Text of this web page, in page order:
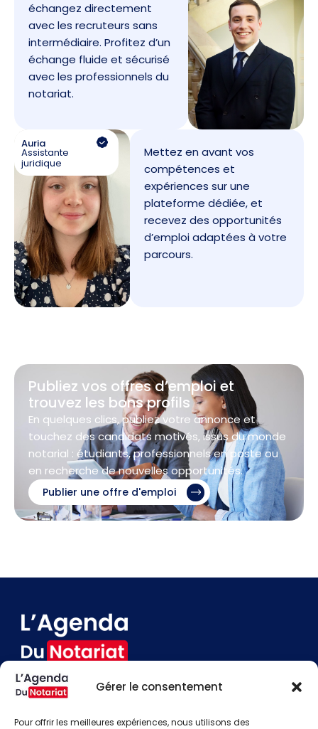
Gérer le consentement
Pour offrir les meilleures expériences, nous utilisons des
échangez directement
avec les recruteurs sans
intermédiaire. Profitez d’un
échange fluide et sécurisé
avec les professionnels du
notariat.
Auria
Assistante
juridique
Mettez en avant vos
compétences et
expériences sur une
plateforme dédiée, et
recevez des opportunités
d’emploi adaptées à votre
parcours.
Publiez vos offres d’emploi et
trouvez les bons profils
En quelques clics, publiez votre annonce et
touchez des candidats motivés, issus du monde
notarial : étudiants, professionnels en poste ou
en recherche de nouvelles opportunités.
Publier une offre d'emploi
Contact